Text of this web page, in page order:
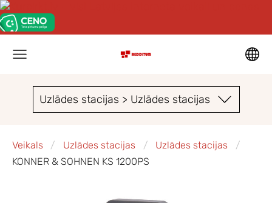
Uzlādes stacijas > Uzlādes stacijas
Veikals Uzlādes stacijas
Uzlādes stacijas
KONNER & SOHNEN KS 1200PS